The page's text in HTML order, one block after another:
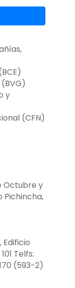
y
(CFN)
Octubre y
Pichincha,
Edificio
Telfs:
(593-2)